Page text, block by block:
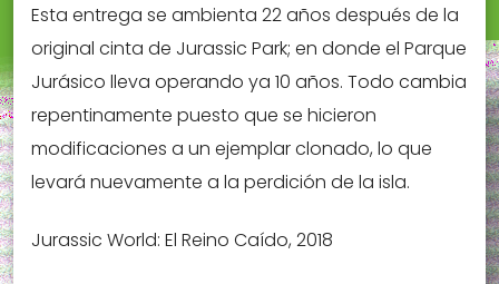
Esta entrega se ambienta 22 años después de la
original cinta de Jurassic Park; en donde el Parque
Jurásico lleva operando ya 10 años. Todo cambia
repentinamente puesto que se hicieron
modificaciones a un ejemplar clonado, lo que
levará nuevamente a la perdición de la isla.
Jurassic World: El Reino Caído, 2018